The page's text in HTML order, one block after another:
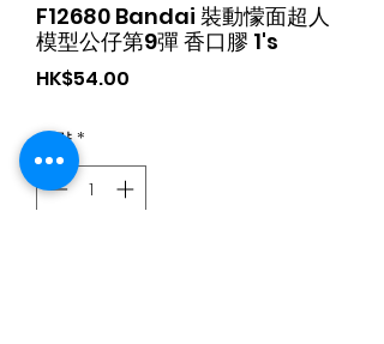
F12680 Bandai 裝動懞面超人
模型公仔第9彈 香口膠 1's
HK$54.00
수량*